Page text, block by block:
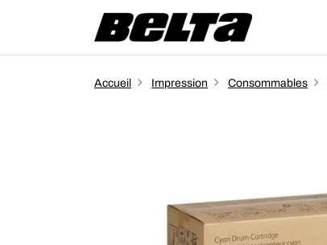
Accueil Impression Consommables